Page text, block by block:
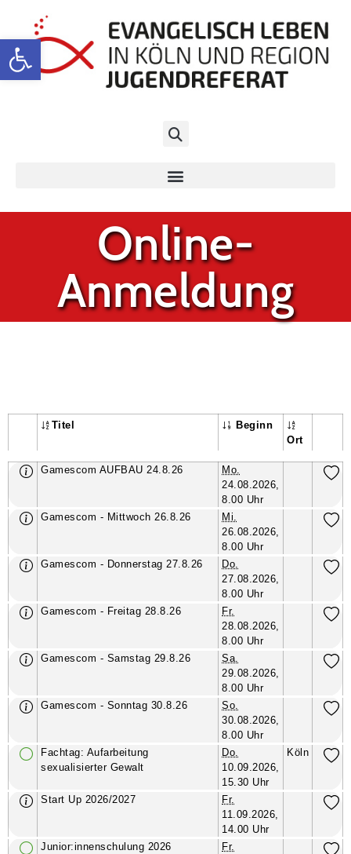
Werkzeugleiste öffnen
Online-
Anmeldung
Titel
Beginn
Ort
Gamescom AUFBAU 24.8.26
Mo.
24.08.2026,
8.00 Uhr
Gamescom - Mittwoch 26.8.26
Mi.
26.08.2026,
8.00 Uhr
Gamescom - Donnerstag 27.8.26
Do.
27.08.2026,
8.00 Uhr
Gamescom - Freitag 28.8.26
Fr.
28.08.2026,
8.00 Uhr
Gamescom - Samstag 29.8.26
Sa.
29.08.2026,
8.00 Uhr
Gamescom - Sonntag 30.8.26
So.
30.08.2026,
8.00 Uhr
Fachtag: Aufarbeitung
sexualisierter Gewalt
Do.
10.09.2026,
15.30 Uhr
Köln
Start Up 2026/2027
Fr.
11.09.2026,
14.00 Uhr
Junior:innenschulung 2026
Fr.